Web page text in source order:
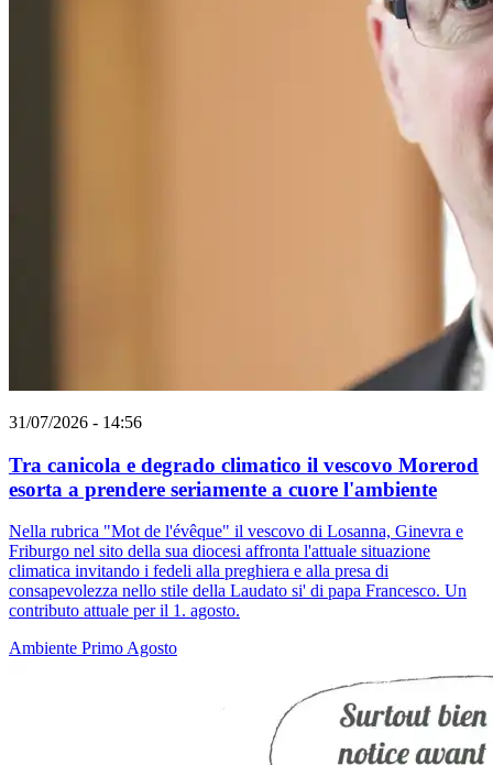
31/07/2026 - 14:56
Tra canicola e degrado climatico il vescovo Morerod
esorta a prendere seriamente a cuore l'ambiente
Nella rubrica "Mot de l'évêque" il vescovo di Losanna, Ginevra e
Friburgo nel sito della sua diocesi affronta l'attuale situazione
climatica invitando i fedeli alla preghiera e alla presa di
consapevolezza nello stile della Laudato si' di papa Francesco. Un
contributo attuale per il 1. agosto.
Ambiente Primo Agosto